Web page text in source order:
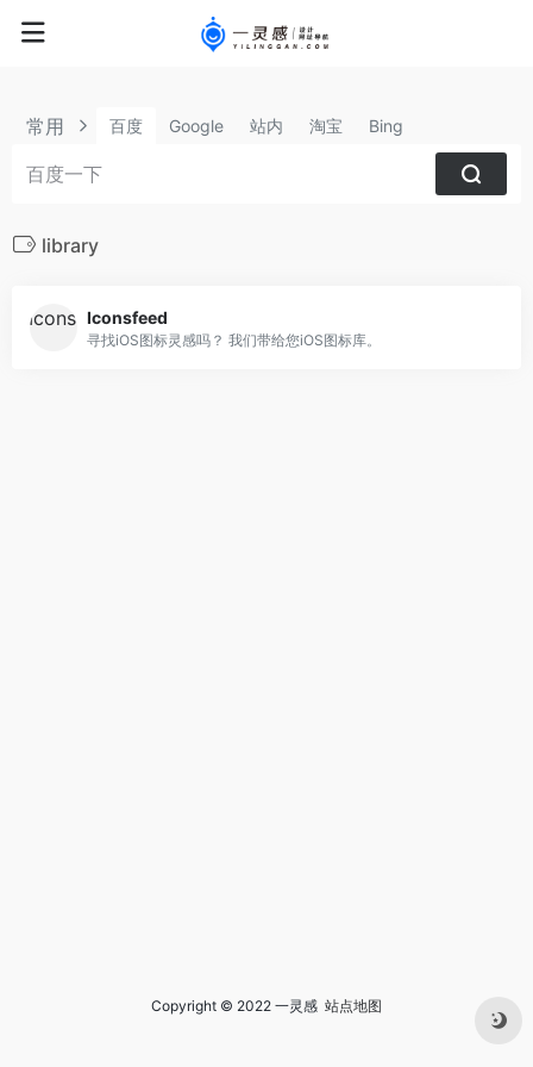
常用 百度 Google 站内 淘宝 Bing
library
Iconsfeed
寻找iOS图标灵感吗？ 我们带给您iOS图标库。
Copyright © 2022 一灵感 站点地图